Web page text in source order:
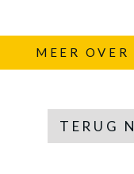
MEER
TERUG